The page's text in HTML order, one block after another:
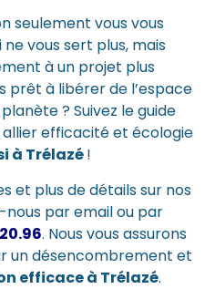
seulement vous vous
vous sert plus, mais
à un projet plus
prêt à libérer de l’espace
? Suivez le guide
efficacité et écologie
à Trélazé!
et plus de détails sur nos
par emailou par
. Nous vous assurons
un désencombrement et
efficace à Trélazé.